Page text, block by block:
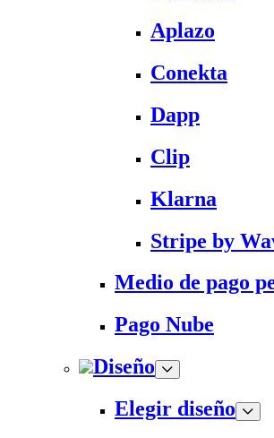
Aplazo
Conekta
Dapp
Clip
Klarna
Stripe by
Medio de pago
Pago Nube
Diseño
Elegir diseño